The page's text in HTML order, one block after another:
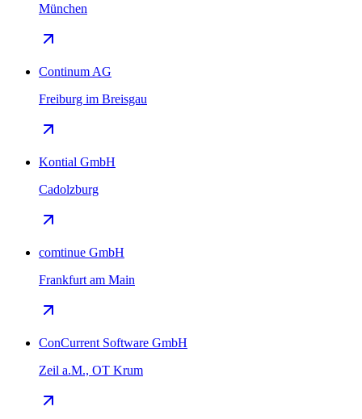
München
Continum AG
Freiburg im Breisgau
Kontial GmbH
Cadolzburg
comtinue GmbH
Frankfurt am Main
ConCurrent Software GmbH
Zeil a.M., OT Krum